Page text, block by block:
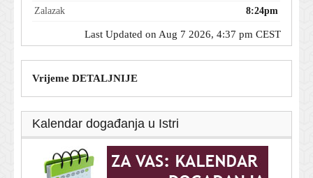
Zalazak
8:24pm
Last Updated on Aug 7 2026, 4:37 pm CEST
Vrijeme DETALJNIJE
Kalendar događanja u Istri